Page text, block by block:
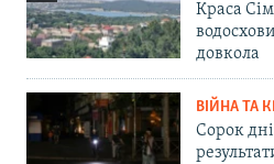
Краса
довкола
ВІЙНА ТА
Сорок